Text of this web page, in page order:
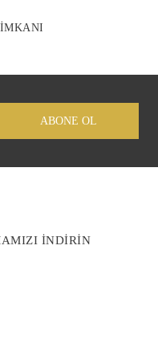
ABONE OL
İNDİRİN